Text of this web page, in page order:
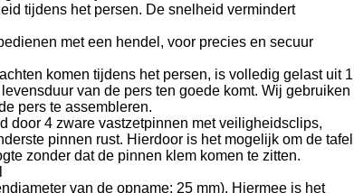
tijdens het persen. De snelheid vermindert
met een hendel, voor precies en secuur
komen tijdens het persen, is volledig gelast uit 1
van de pers ten goede komt. Wij gebruiken
pers te assembleren.
door 4 zware vastzetpinnen met veiligheidsclips,
pinnen rust. Hierdoor is het mogelijk om de tafel
zonder dat de pinnen klem komen te zitten.
van de opname: 25 mm). Hiermee is het